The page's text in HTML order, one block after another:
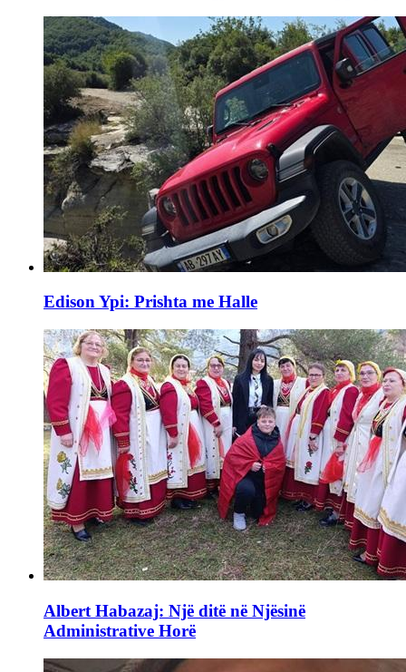
Edison Ypi: Prishta me Halle
Albert Habazaj: Një ditë në Njësinë
Administrative Horë